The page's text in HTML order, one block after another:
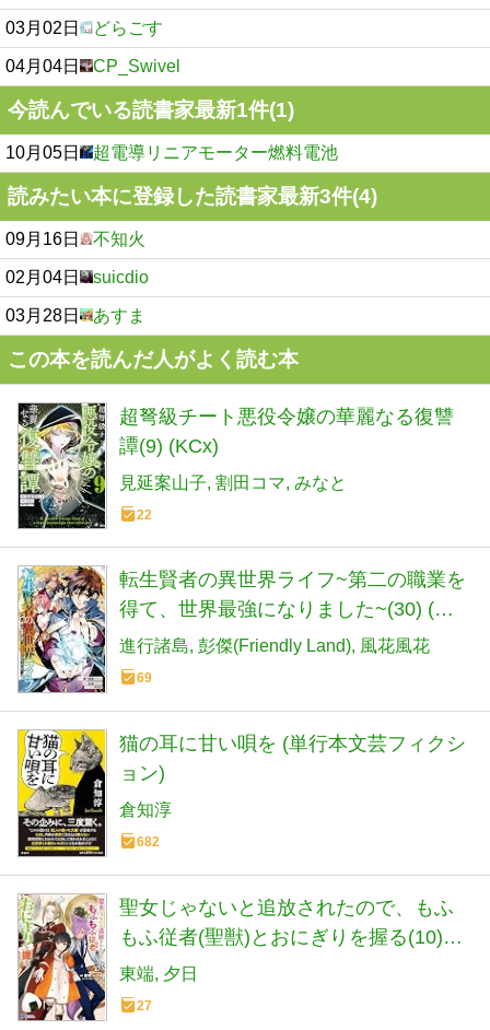
03月02日 どらごす
04月04日 CP_Swivel
今読んでいる読書家最新1件(1)
10月05日 超電導リニアモーター燃料電池
読みたい本に登録した読書家最新3件(4)
09月16日 不知火
02月04日 suicdio
03月28日 あすま
この本を読んだ人がよく読む本
超弩級チート悪役令嬢の華麗なる復讐
譚(9) (KCx)
見延案山子 割田コマ みなと
22
転生賢者の異世界ライフ~第二の職業を
得て、世界最強になりました~(30) (ガ
ンガンコミックスUP!)
進行諸島 彭傑(Friendly Land) 風花風花
69
猫の耳に甘い唄を (単行本文芸フィクシ
ョン)
倉知淳
682
聖女じゃないと追放されたので、もふ
もふ従者(聖獣)とおにぎりを握る(10)
(モンスターコミックスf)
東端 夕日
27